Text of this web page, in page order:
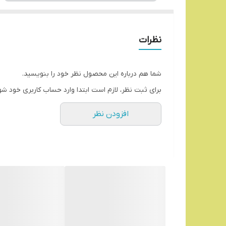
نظرات
شما هم درباره این محصول نظر خود را بنویسید.
برای ثبت نظر، لازم است ابتدا وارد حساب کاربری خود
افزودن نظر